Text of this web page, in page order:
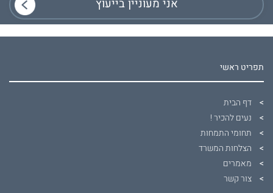
תפריט ראשי
דף הבית
נעים להכיר !
תחומי התמחות
הצלחות המשרד
מאמרים
צור קשר